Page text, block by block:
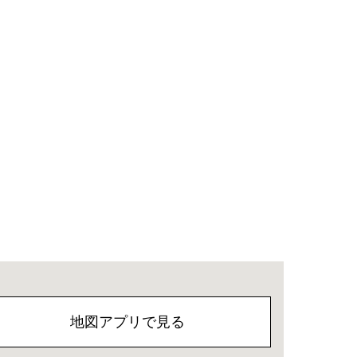
地図アプリで見る